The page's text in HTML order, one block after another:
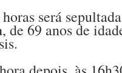
será
, de 69 anos de